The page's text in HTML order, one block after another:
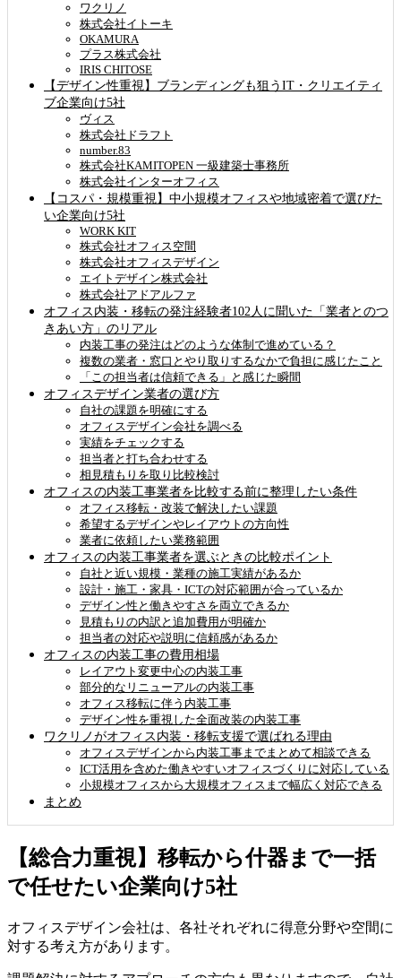
ワクリノ
株式会社イトーキ
OKAMURA
プラス株式会社
IRIS CHITOSE
【デザイン性重視】ブランディングも狙うIT・クリエイティ
ブ企業向け5社
ヴィス
株式会社ドラフト
number.83
株式会社KAMITOPEN 一級建築士事務所
株式会社インターオフィス
【コスパ・規模重視】中小規模オフィスや地域密着で選びた
い企業向け5社
WORK KIT
株式会社オフィス空間
株式会社オフィスデザイン
エイトデザイン株式会社
株式会社アドアルファ
オフィス内装・移転の発注経験者102人に聞いた「業者とのつ
きあい方」のリアル
内装工事の発注はどのような体制で進めている？
複数の業者・窓口とやり取りするなかで負担に感じたこと
「この担当者は信頼できる」と感じた瞬間
オフィスデザイン業者の選び方
自社の課題を明確にする
オフィスデザイン会社を調べる
実績をチェックする
担当者と打ち合わせする
相見積もりを取り比較検討
オフィスの内装工事業者を比較する前に整理したい条件
オフィス移転・改装で解決したい課題
希望するデザインやレイアウトの方向性
業者に依頼したい業務範囲
オフィスの内装工事業者を選ぶときの比較ポイント
自社と近い規模・業種の施工実績があるか
設計・施工・家具・ICTの対応範囲が合っているか
デザイン性と働きやすさを両立できるか
見積もりの内訳と追加費用が明確か
担当者の対応や説明に信頼感があるか
オフィスの内装工事の費用相場
レイアウト変更中心の内装工事
部分的なリニューアルの内装工事
オフィス移転に伴う内装工事
デザイン性を重視した全面改装の内装工事
ワクリノがオフィス内装・移転支援で選ばれる理由
オフィスデザインから内装工事までまとめて相談できる
ICT活用を含めた働きやすいオフィスづくりに対応している
小規模オフィスから大規模オフィスまで幅広く対応できる
まとめ
【総合力重視】移転から什器まで一括
で任せたい企業向け5社
オフィスデザイン会社は、各社それぞれに得意分野や空間に
対する考え方があります。